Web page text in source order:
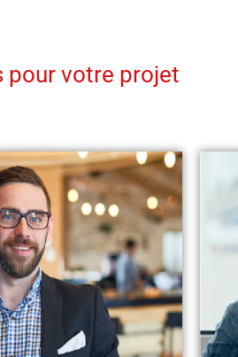
pour votre projet